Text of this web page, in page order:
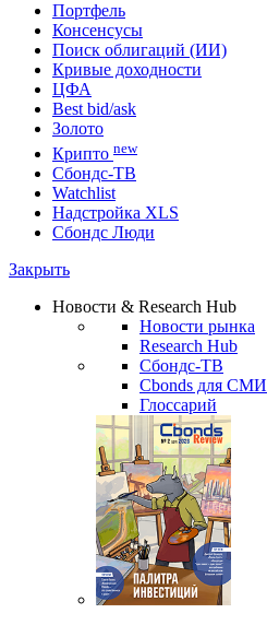
Портфель
Консенсусы
Поиск облигаций (ИИ)
Кривые доходности
ЦФА
Best bid/ask
Золото
Крипто new
Сбондс-ТВ
Watchlist
Надстройка XLS
Сбондс Люди
Закрыть
Новости & Research Hub
Новости рынка
Research Hub
Сбондс-ТВ
Cbonds для СМИ
Глоссарий